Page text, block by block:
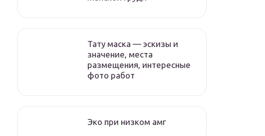
Тату маска — эскизы и
значение, места
размещения, интересные
фото работ
Эко при низком амг